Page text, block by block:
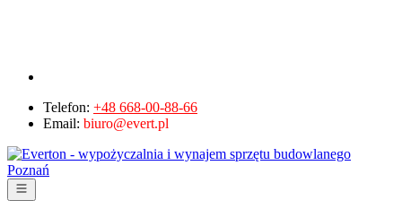
Telefon: +48 668-00-88-66
Email: biuro@evert.pl